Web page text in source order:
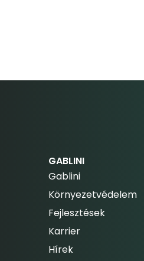
GABLINI
Gablini
Környezetvédelem
Fejlesztések
Karrier
Hírek